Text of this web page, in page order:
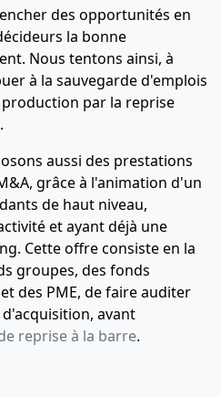
des opportunités en
la bonne
Nous tentons ainsi, à
à la sauvegarde d'emplois
par la reprise
aussi des prestations
grâce à l'animation d'un
de haut niveau,
et ayant déjà une
Cette offre consiste en la
groupes, des fonds
des PME, de faire auditer
avant
reprise à la barre.